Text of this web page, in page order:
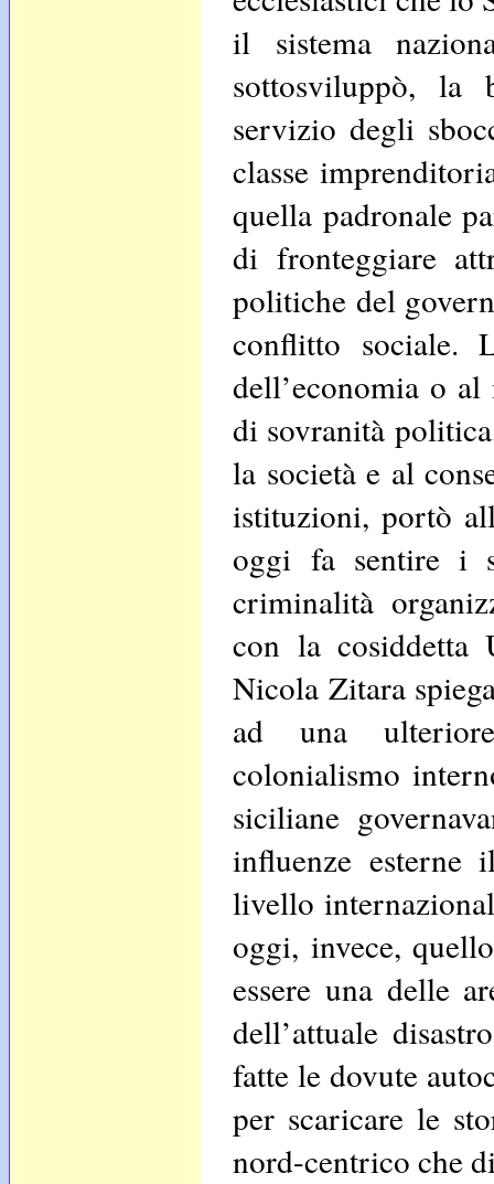
il sistema
sottosviluppò, la
servizio degli
classe
quella padronale
di fronteggiare
politiche del
conflitto sociale.
dell’economia o
di sovranità
la società e al
istituzioni, portò
oggi fa sentire i
criminalità
con la cosiddetta
Nicola Zitara
ad una
colonialismo
siciliane
influenze
livello
oggi, invece,
essere una delle
dell’attuale
fatte le dovute
per scaricare le
nord-centrico che